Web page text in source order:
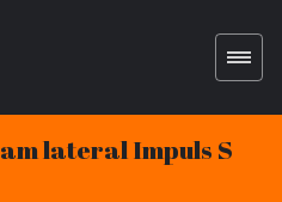
lateral Impuls S